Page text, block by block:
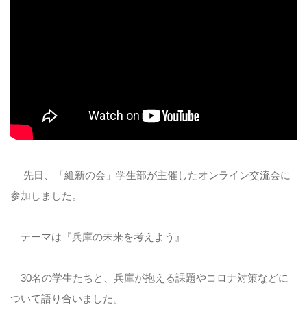
先日、「維新の会」学生部が主催したオンライン交流会に
参加しました。
テーマは『兵庫の未来を考えよう』
30名の学生たちと、兵庫が抱える課題やコロナ対策などに
ついて語り合いました。